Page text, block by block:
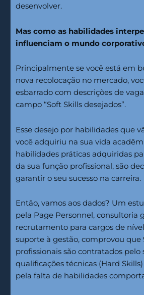
desenvolver.
Mas como as habilidades
influenciam o mundo
Principalmente se você está em
nova recolocação no mercado,
esbarrado com descrições de
campo “Soft Skills desejados”.
Esse desejo por habilidades que
você adquiriu na sua vida
habilidades práticas adquiridas
da sua função profissional, são
garantir o seu sucesso na carreira.
Então, vamos aos dados? Um
pela Page Personnel, consultoria
recrutamento para cargos de
suporte à gestão, comprovou que
profissionais são contratados pelo
qualificações técnicas (Hard
pela falta de habilidades